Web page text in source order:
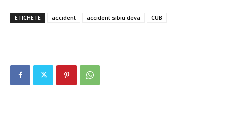
ETICHETE accident accident sibiu deva CUB